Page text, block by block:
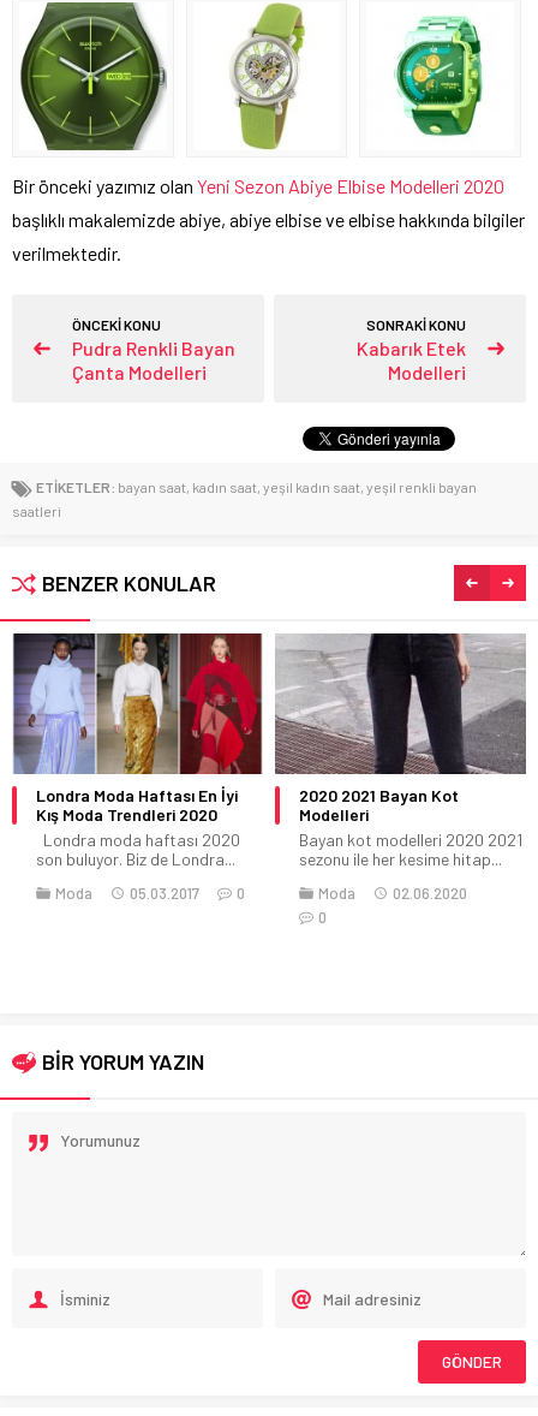
Bir önceki yazımız olan Yeni Sezon Abiye Elbise Modelleri 2020
başlıklı makalemizde abiye, abiye elbise ve elbise hakkında bilgiler
verilmektedir.
ÖNCEKİ KONU
Pudra Renkli Bayan
Çanta Modelleri
SONRAKİ KONU
Kabarık Etek
Modelleri
ETİKETLER: bayan saat kadın saat yeşil kadın saat yeşil renkli bayan
saatleri
BENZER KONULAR
Londra Moda Haftası En İyi
Kış Moda Trendleri 2020
Londra moda haftası 2020
son buluyor. Biz de Londra...
Moda 05.03.2017 0
2020 2021 Bayan Kot
Modelleri
Bayan kot modelleri 2020 2021
sezonu ile her kesime hitap...
Moda
02.06.2020
0
BİR YORUM YAZIN